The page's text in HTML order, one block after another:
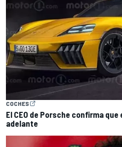
COCHES
El CEO de Porsche confirma
adelante